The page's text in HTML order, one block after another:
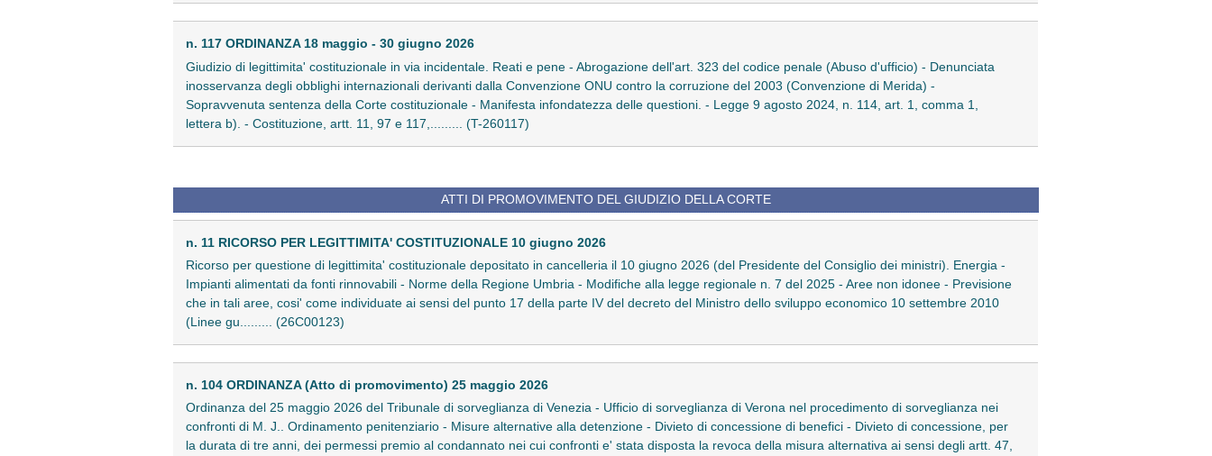
n. 117 ORDINANZA 18 maggio - 30 giugno 2026
Giudizio di legittimita' costituzionale in via incidentale. Reati e pene - Abrogazione dell'art. 323 del codice penale (Abuso d'ufficio) - Denunciata
inosservanza degli obblighi internazionali derivanti dalla Convenzione ONU contro la corruzione del 2003 (Convenzione di Merida) -
Sopravvenuta sentenza della Corte costituzionale - Manifesta infondatezza delle questioni. - Legge 9 agosto 2024, n. 114, art. 1, comma 1,
lettera b). - Costituzione, artt. 11, 97 e 117,......... (T-260117)
ATTI DI PROMOVIMENTO DEL GIUDIZIO DELLA CORTE
n. 11 RICORSO PER LEGITTIMITA' COSTITUZIONALE 10 giugno 2026
Ricorso per questione di legittimita' costituzionale depositato in cancelleria il 10 giugno 2026 (del Presidente del Consiglio dei ministri). Energia -
Impianti alimentati da fonti rinnovabili - Norme della Regione Umbria - Modifiche alla legge regionale n. 7 del 2025 - Aree non idonee - Previsione
che in tali aree, cosi' come individuate ai sensi del punto 17 della parte IV del decreto del Ministro dello sviluppo economico 10 settembre 2010
(Linee gu......... (26C00123)
n. 104 ORDINANZA (Atto di promovimento) 25 maggio 2026
Ordinanza del 25 maggio 2026 del Tribunale di sorveglianza di Venezia - Ufficio di sorveglianza di Verona nel procedimento di sorveglianza nei
confronti di M. J.. Ordinamento penitenziario - Misure alternative alla detenzione - Divieto di concessione di benefici - Divieto di concessione, per
la durata di tre anni, dei permessi premio al condannato nei cui confronti e' stata disposta la revoca della misura alternativa ai sensi degli artt. 47,